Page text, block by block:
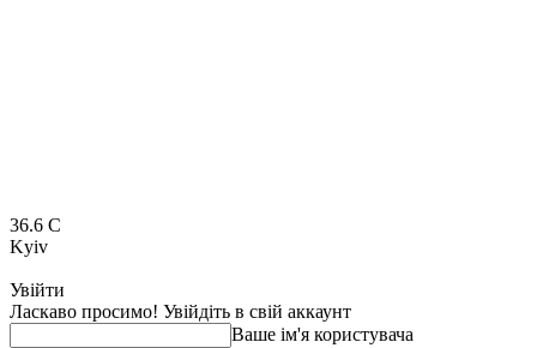
36.6 C
Kyiv
Увійти
Ласкаво просимо! Увійдіть в свій аккаунт
Ваше ім'я користувача